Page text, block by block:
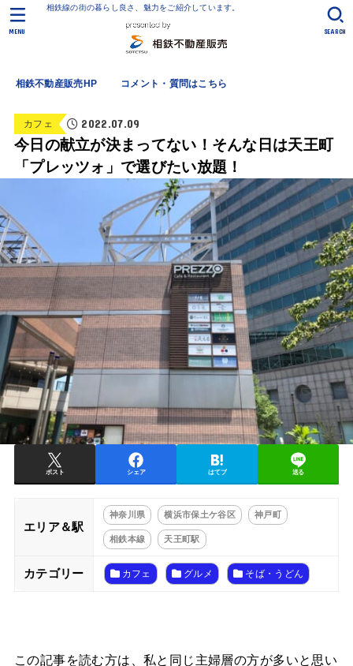
相鉄線の街の暮らし良さ、魅力をご紹介しています。
相鉄不動産販売HP コメント・質問はこちら
SEARCH
MENU
カフェ 2022.07.09
今日の献立が決まってない！そんな日は天王町
「プレッツォ」で選びたい放題！
ポスト シェア はてブ 送る
エリア＆駅
神奈川県 横浜市保土ケ谷区 神戸町
相鉄本線 天王町駅
カテゴリー カフェ グルメ そば・うどん
この記事を読む方は、私と同じ主婦層の方が多いと思い